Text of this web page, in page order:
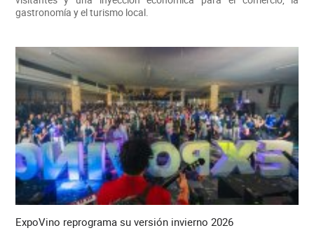
gastronomía y el turismo local.
ExpoVino reprograma su versión invierno 2026